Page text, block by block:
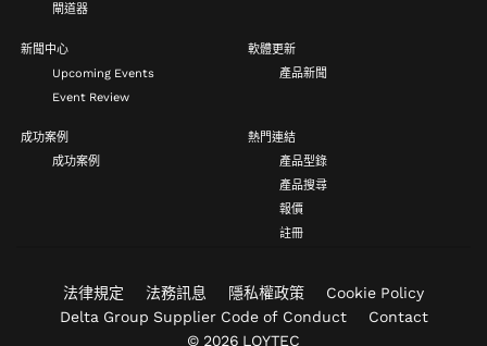
閘道器
新聞中心
Upcoming Events
Event Review
軟體更新
產品新聞
成功案例
成功案例
熱門連結
產品型錄
產品搜尋
報價
註冊
法律規定 法務訊息 隱私權政策
Cookie Policy
Delta Group Supplier Code of Conduct
Contact
© 2026 LOYTEC